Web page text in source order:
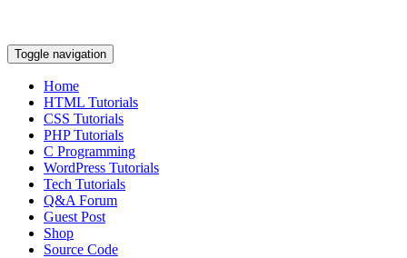
Toggle navigation
Home
HTML Tutorials
CSS Tutorials
PHP Tutorials
C Programming
WordPress Tutorials
Tech Tutorials
Q&A Forum
Guest Post
Shop
Source Code